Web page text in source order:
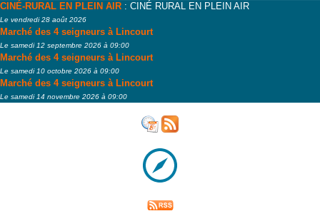
CINÉ-RURAL EN PLEIN AIR : CINÉ RURAL EN PLEIN AIR
Le vendredi 28 août 2026
Marché des 4 seigneurs à Lincourt
Le samedi 12 septembre 2026 à 09:00
Marché des 4 seigneurs à Lincourt
Le samedi 10 octobre 2026 à 09:00
Marché des 4 seigneurs à Lincourt
Le samedi 14 novembre 2026 à 09:00